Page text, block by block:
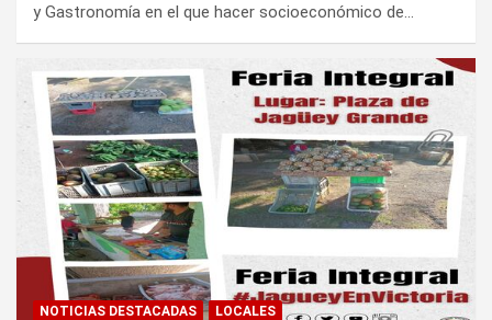
y Gastronomía en el que hacer socioeconómico de…
NOTICIAS DESTACADAS LOCALES